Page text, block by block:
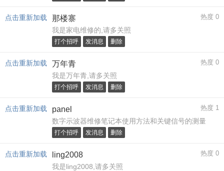
点击重新加载 那楼寨 热度 0
我是家电维修的,请多关照
打个招呼 发消息 删除
点击重新加载 万年青 热度 0
我是万年青,请多关照
打个招呼 发消息 删除
点击重新加载 panel 热度 1
数字示波器维修笔记本使用方法和关键信号的测量
打个招呼 发消息 删除
点击重新加载 ling2008 热度 0
我是ling2008,请多关照